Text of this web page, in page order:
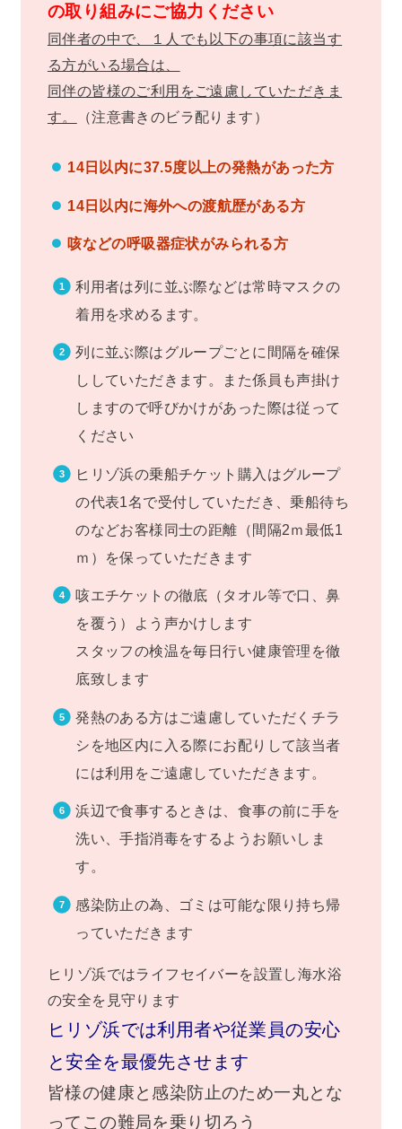
の取り組みにご協力ください
同伴者の中で、１人でも以下の事項に該当す
る方がいる場合は、
同伴の皆様のご利用をご遠慮していただきま
す。
（注意書きのビラ配ります）
14日以内に37.5度以上の発熱があった方
14日以内に海外への渡航歴がある方
咳などの呼吸器症状がみられる方
利用者は列に並ぶ際などは常時マスクの
着用を求めるます。
列に並ぶ際はグループごとに間隔を確保
ししていただきます。また係員も声掛け
しますので呼びかけがあった際は従って
ください
ヒリゾ浜の乗船チケット購入はグループ
の代表1名で受付していただき、乗船待ち
のなどお客様同士の距離（間隔2ｍ最低1
ｍ）を保っていただきます
咳エチケットの徹底（タオル等で口、鼻
を覆う）よう声かけします
スタッフの検温を毎日行い健康管理を徹
底致します
発熱のある方はご遠慮していただくチラ
シを地区内に入る際にお配りして該当者
には利用をご遠慮していただきます。
浜辺で食事するときは、食事の前に手を
洗い、手指消毒をするようお願いしま
す。
感染防止の為、ゴミは可能な限り持ち帰
っていただきます
ヒリゾ浜ではライフセイバーを設置し海水浴
の安全を見守ります
ヒリゾ浜では利用者や従業員の安心
と安全を最優先させます
皆様の健康と感染防止のため一丸とな
ってこの難局を乗り切ろう